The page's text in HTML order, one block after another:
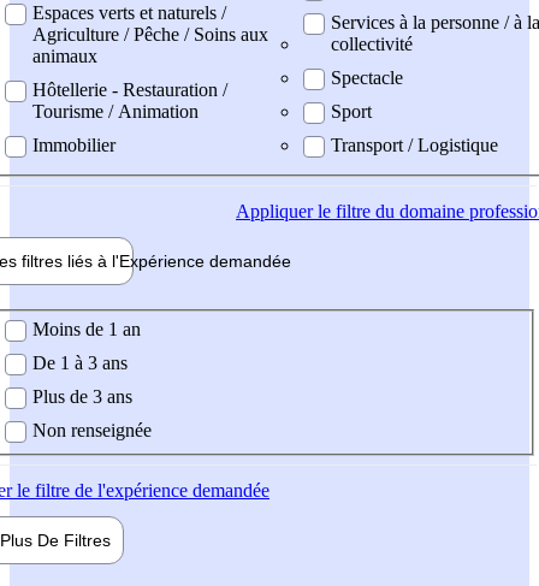
Espaces verts et naturels /
Agriculture / Pêche / Soins aux
animaux
Hôtellerie - Restauration /
Tourisme / Animation
Immobilier
Services à la personne / à la
collectivité
Spectacle
Sport
Transport / Logistique
Appliquerle filtre du domaine
filtres liés à l'Expérience demandée
demandée
Moins de 1 an
De 1 à 3 ans
Plus de 3 ans
Non renseignée
le filtre de l'expérience demandée
Plus De Filtres